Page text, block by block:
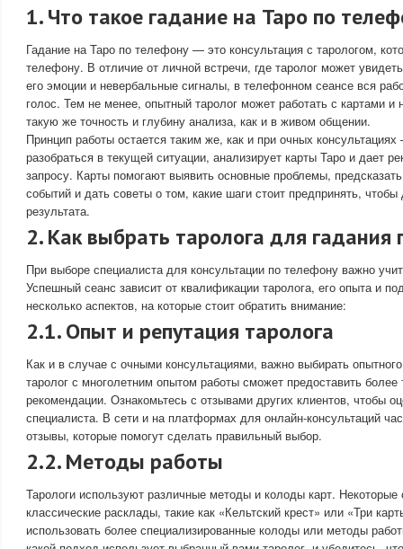
1. Что такое гадание на Таро по
Гадание на Таро по телефону — это консультация с тарологом,
телефону. В отличие от личной встречи, где таролог может
его эмоции и невербальные сигналы, в телефонном сеансе вся
голос. Тем не менее, опытный таролог может работать с картами и
такую же точность и глубину анализа, как и в живом общении.
Принцип работы остается таким же, как и при очных
разобраться в текущей ситуации, анализирует карты Таро и дает
запросу. Карты помогают выявить основные проблемы,
событий и дать советы о том, какие шаги стоит предпринять,
результата.
2. Как выбрать таролога для гадания
При выборе специалиста для консультации по телефону важно
Успешный сеанс зависит от квалификации таролога, его опыта и
несколько аспектов, на которые стоит обратить внимание:
2.1. Опыт и репутация таролога
Как и в случае с очными консультациями, важно выбирать
таролог с многолетним опытом работы сможет предоставить
рекомендации. Ознакомьтесь с отзывами других клиентов, чтобы
специалиста. В сети и на платформах для онлайн-консультаций
отзывы, которые помогут сделать правильный выбор.
2.2. Методы работы
Тарологи используют различные методы и колоды карт.
классические расклады, такие как «Кельтский крест» или «Три
использовать более специализированные колоды или методы